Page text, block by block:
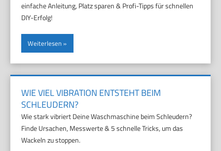
einfache Anleitung, Platz sparen & Profi-Tipps für schnellen
DIY-Erfolg!
Weiterlesen
WIE VIEL VIBRATION ENTSTEHT BEIM
SCHLEUDERN?
Wie stark vibriert Deine Waschmaschine beim Schleudern?
Finde Ursachen, Messwerte & 5 schnelle Tricks, um das
Wackeln zu stoppen.